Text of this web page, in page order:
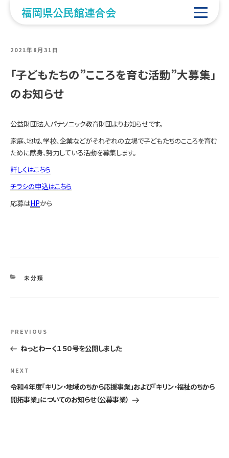
POSTED
2021年8月31日
「子どもたちの”こころを育む活動”大募集」
のお知らせ
公益財団法人パナソニック教育財団よりお知らせです。
家庭、地域、学校、企業などがそれぞれの立場で子どもたちのこころを育む
ために献身、努力している活動を募集します。
詳しくはこちら
チラシの申込はこちら
応募はHPから
CATEGORIES
未分類
投
稿
ナ
ビ
ゲ
Previous
Post
PREVIOUS
ねっとわーく１５０号を公開しました
Next
Post
NEXT
令和４年度「キリン・地域のちから応援事業」および「キリン・福祉のちから
開拓事業」についてのお知らせ（公募事業）